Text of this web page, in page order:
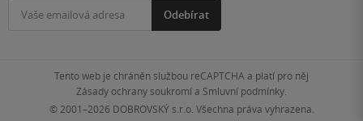
Odebírat
Tento web je chráněn službou reCAPTCHA a platí pro něj
Zásady ochrany soukromía Smluvní podmínky.
© 2001–2026 DOBROVSKÝ s.r.o. Všechna práva vyhrazena.